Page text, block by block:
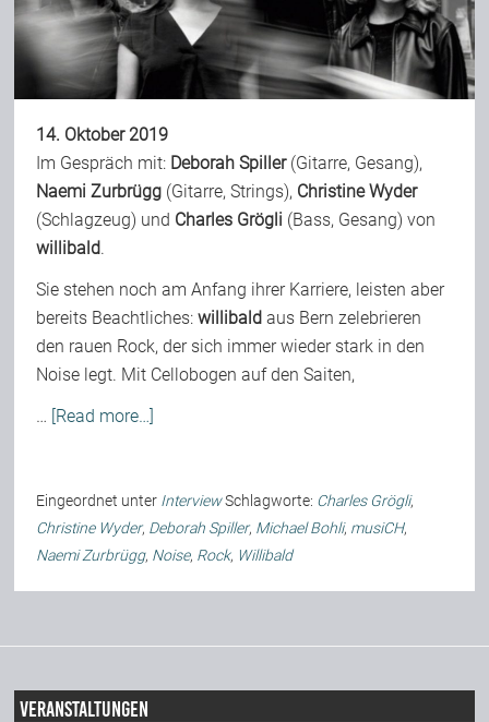
Bild-Archiv
Rezensionen
Musik
Alles andere
Backstage
Team
14. Oktober 2019
Im Gespräch mit: Deborah Spiller(Gitarre, Gesang),
Naemi Zurbrügg (Gitarre, Strings), Christine Wyder
(Schlagzeug) und Charles Grögli (Bass, Gesang) von
willibald.
Sie stehen noch am Anfang ihrer Karriere, leisten aber
bereits Beachtliches:willibald aus Bern zelebrieren
den rauen Rock, der sich immer wieder stark in den
Noise legt. Mit Cellobogen auf den Saiten,
… [Read more…]
Eingeordnet unter InterviewSchlagworte: Charles Grögli,
Christine Wyder, Deborah Spiller, Michael Bohli, musiCH,
Naemi Zurbrügg, Noise, Rock, Willibald
Veranstaltungen